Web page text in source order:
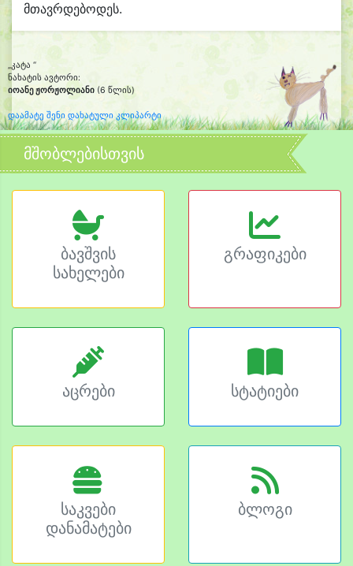
მთავრდებოდეს.
„კატა “
ნახატის ავტორი:
იოანე ჟორჟოლიანი (6 წლის)
დაამატე შენი დახატული კლიპარტი
მშობლებისთვის
ბავშვის
სახელები
გრაფიკები
აცრები სტატიები
საკვები
დანამატები
ბლოგი